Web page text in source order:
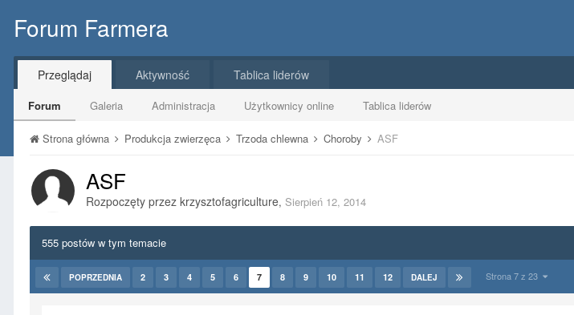
Forum Farmera
Przeglądaj
Forum Galeria Administracja Użytkownicy online Tablica liderów
Aktywność Tablica liderów
Strona główna Produkcja zwierzęca Trzoda chlewna Choroby ASF
ASF
Rozpoczęty przez krzysztofagriculture, Sierpień 12, 2014
555 postów w tym temacie
POPRZEDNIA 2 3 4 5 6 7 8 9 10 11 12 DALEJ Strona 7 z 23